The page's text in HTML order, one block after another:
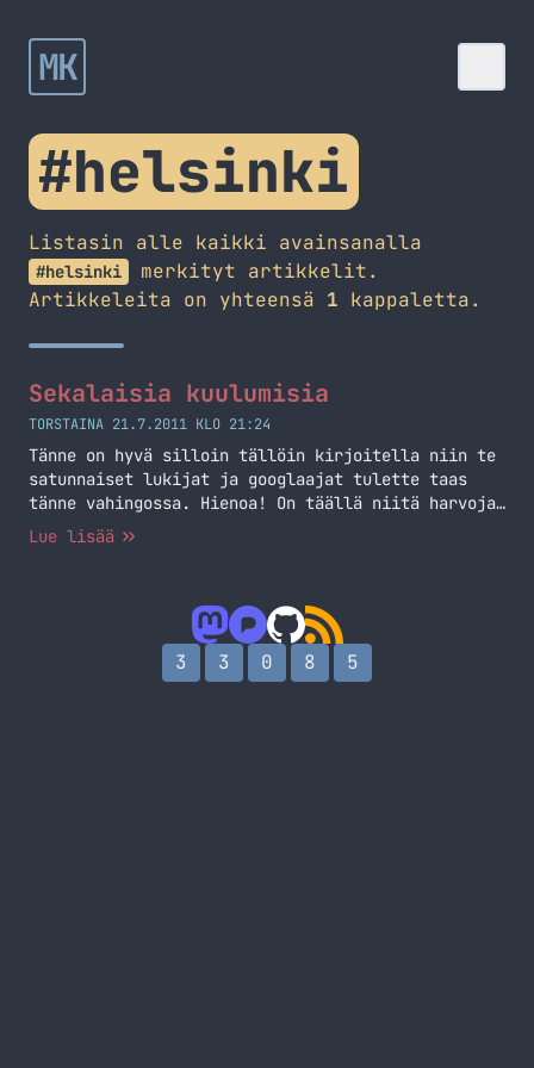
MK
#helsinki
Listasin alle kaikki avainsanalla
#helsinki
merkityt artikkelit.
Artikkeleita on yhteensä 1 kappaletta.
Sekalaisia kuulumisia
TORSTAINA 21.7.2011 KLO 21:24
Tänne on hyvä silloin tällöin kirjoitella niin te
satunnaiset lukijat ja googlaajat tulette taas
tänne vahingossa. Hienoa! On täällä niitä harvoja,
jotka seuraa oikeasti tätä blogia ja käyvät täällä
varten! Kokoan tässä hieman tulevaa, tätä hetkeä
ja… Jatka lukemista Sekalaisia kuulumisia
Lue lisää
3 3 0 8 5